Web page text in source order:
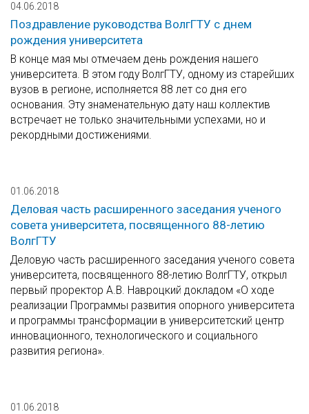
04.06.2018
Поздравление руководства ВолгГТУ с днем
рождения университета
В конце мая мы отмечаем день рождения нашего
университета. В этом году ВолгГТУ, одному из старейших
вузов в регионе, исполняется 88 лет со дня его
основания. Эту знаменательную дату наш коллектив
встречает не только значительными успехами, но и
рекордными достижениями.
01.06.2018
Деловая часть расширенного заседания ученого
совета университета, посвященного 88-летию
ВолгГТУ
Деловую часть расширенного заседания ученого совета
университета, посвященного 88-летию ВолгГТУ, открыл
первый проректор А.В. Навроцкий докладом «О ходе
реализации Программы развития опорного университета
и программы трансформации в университетский центр
инновационного, технологического и социального
развития региона».
01.06.2018